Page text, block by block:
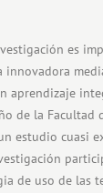
es
innovadora
aprendizaje
de la Facultad
estudio cuasi
de uso de las